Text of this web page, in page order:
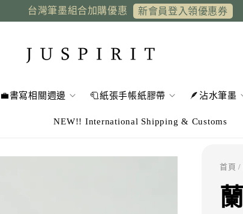
台灣筆墨組合加購優惠 新會員登入領優惠券
💼書寫相關週邊 🧻紙張手帳紙膠帶 🪶沾水筆墨
NEW!! International Shipping & Customs
首頁 /